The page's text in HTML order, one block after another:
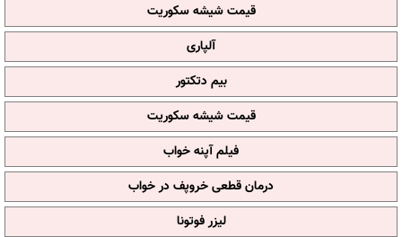
قیمت شیشه سکوریت
آلپاری
بیم دتکتور
قیمت شیشه سکوریت
فیلم آپنه خواب
درمان قطعی خروپف در خواب
لیزر فوتونا